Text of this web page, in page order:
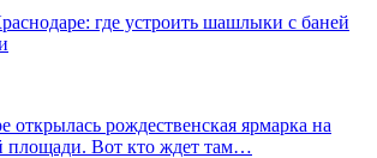
где устроить шашлыки с баней
открылась рождественская ярмарка на
площади. Вот кто ждет там…